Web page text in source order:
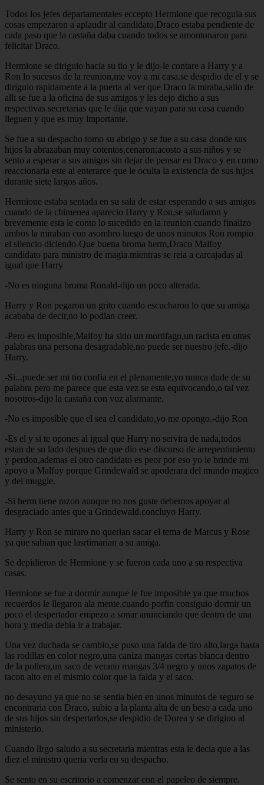
Todos los jefes departamentales eccepto Hermione que recoguia sus
cosas empezaron a aplaudir al candidato,Draco estaba pendiente de
cada paso que la castaña daba cuando todos se amontonaron para
felicitar Draco.
Hermione se diriguio hacia su tio y le dijo-le contare a Harry y a
Ron lo sucesos de la reunion,me voy a mi casa.se despidio de el y se
diriguio rapidamente a la puerta al ver que Draco la miraba,salio de
alli se fue a la oficina de sus amigos y les dejo dicho a sus
respectivas secretarias que le dija que vayan para su casa cuando
lleguen y que es muy importante.
Se fue a su despacho tomo su abrigo y se fue a su casa donde sus
hijos la abrazaban muy cotentos,cenaron;acosto a sus niños y se
sento a esperar a sus amigos sin dejar de pensar en Draco y en como
reaccionaria este al enterarce que le oculta la existencia de sus hijos
durante siete largos años.
Hermione estaba sentada en su sala de estar esperando a sus amigos
cuando de la chimenea aparecio Harry y Ron,se saludaron y
brevemente esta le conto lo sucedido en la reunion cuando finalizo
ambos la miraban con asombro luego de unos minutos Ron rompio
el silencio diciendo-Que buena broma herm,Draco Malfoy
candidato para ministro de magia.mientras se reia a carcajadas al
igual que Harry
-No es ninguna broma Ronald-dijo un poco alterada.
Harry y Ron pegaron un grito cuando escucharon lo que su amiga
acababa de decir,no lo podian creer.
-Pero es imposible,Malfoy ha sido un mortifago,un racista en otras
palabras una persona desagradable,no puede ser nuestro jefe.-dijo
Harry.
-Si...puede ser mi tio confia en el plenamente,yo nunca dude de su
palabra pero me parece que esta vez se esta equivocando,o tal vez
nosotros-dijo la castaña con voz alarmante.
-No es imposible que el sea el candidato,yo me opongo.-dijo Ron
-Es el y si te opones al igual que Harry no servira de nada,todos
estan de su lado despues de que dio ese discurso de arrepentimiento
y perdon,ademas el otro candidato es peor por eso yo le brinde mi
apoyo a Malfoy porque Grindewald se apoderara del mundo magico
y del muggle.
-Si herm tiene razon aunque no nos guste debemos apoyar al
desgraciado antes que a Grindewald.concluyo Harry.
Harry y Ron se miraro no querian sacar el tema de Marcus y Rose
ya que sabian que lasrtimarian a su amiga.
Se depidieron de Hermione y se fueron cada uno a su respectiva
casas.
Hermione se fue a dormir aunque le fue imposible ya que muchos
recuerdos le llegaron ala mente.cuando porfin consiguio dormir un
poco el despertador empezo a sonar anunciando que dentro de una
hora y media debia ir a trabajar.
Una vez duchada se cambio,se puso una falda de tiro alto,larga hasta
las rodillas en color negro,una caniza mangas cortas blanca dentro
de la pollera,un saco de verano mangas 3/4 negro y unos zapatos de
tacon alto en el mismio color que la falda y el saco.
no desayuno ya que no se sentia bien en unos minutos de seguro se
encontraria con Draco, subio a la planta alta de un beso a cada uno
de sus hijos sin despertarlos,se despidio de Dorea y se dirigiuo al
ministerio.
Cuando llrgo saludo a su secretaria mientras esta le decia que a las
diez el ministro queria verla en su despacho.
Se sento en su escritorio a comenzar con el papeleo de siempre.